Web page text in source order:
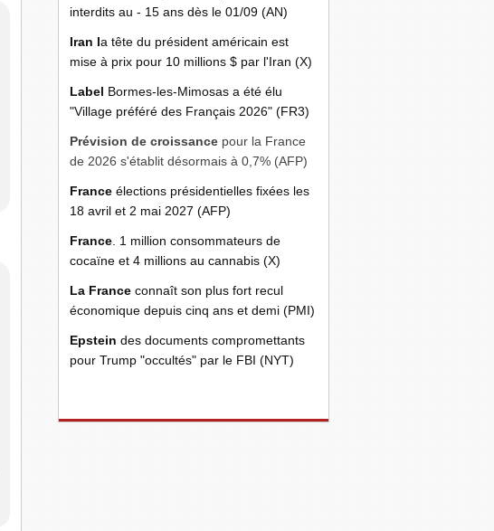
interdits au - 15 ans dès le 01/09 (AN)
Iran la tête du président américain est
mise à prix pour 10 millions $ par l'Iran (X)
Label Bormes-les-Mimosas a été élu
"Village préféré des Français 2026" (FR3)
Prévision de croissance pour la France
de 2026 s'établit désormais à 0,7% (AFP)
France élections présidentielles fixées les
18 avril et 2 mai 2027 (AFP)
France . 1 million consommateurs de
cocaïne et 4 millions au cannabis (X)
La France connaît son plus fort recul
économique depuis cinq ans et demi (PMI)
Epstein des documents compromettants
pour Trump "occultés" par le FBI (NYT)